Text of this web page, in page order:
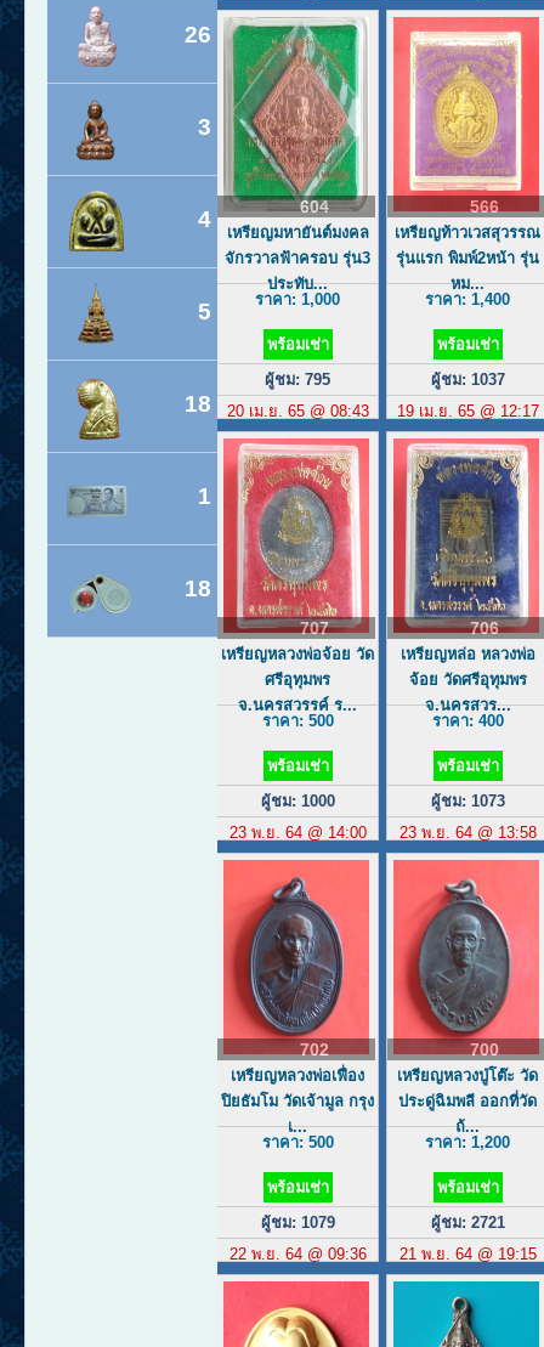
26
3
4
5
18
1
18
604
เหรียญมหายันต์มงคล
จักรวาลฟ้าครอบ รุ่น3
ประทับ...
ราคา: 1,000
พร้อมเช่า
ผู้ชม: 795
20 เม.ย. 65 @ 08:43
566
เหรียญท้าวเวสสุวรรณ
รุ่นแรก พิมพ์2หน้า รุ่น
หม...
ราคา: 1,400
พร้อมเช่า
ผู้ชม: 1037
19 เม.ย. 65 @ 12:17
707
เหรียญหลวงพ่อจ้อย วัด
ศรีอุทุมพร
จ.นครสวรรค์ ร...
ราคา: 500
พร้อมเช่า
ผู้ชม: 1000
23 พ.ย. 64 @ 14:00
706
เหรียญหล่อ หลวงพ่อ
จ้อย วัดศรีอุทุมพร
จ.นครสวร...
ราคา: 400
พร้อมเช่า
ผู้ชม: 1073
23 พ.ย. 64 @ 13:58
702
เหรียญหลวงพ่อเฟื่อง
ปิยธัมโม วัดเจ้ามูล กรุง
เ...
ราคา: 500
พร้อมเช่า
ผู้ชม: 1079
22 พ.ย. 64 @ 09:36
700
เหรียญหลวงปู่โต๊ะ วัด
ประดู่ฉิมพลี ออกที่วัด
ถ้...
ราคา: 1,200
พร้อมเช่า
ผู้ชม: 2721
21 พ.ย. 64 @ 19:15